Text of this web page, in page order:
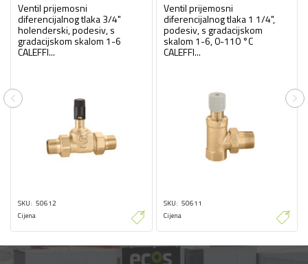
Ventil prijemosni
diferencijalnog tlaka 3/4"
holenderski, podesiv, s
gradacijskom skalom 1-6
CALEFFI...
SKU 50612
Cijena
Ventil prijemosni
diferencijalnog tlaka 1 1/4",
podesiv, s gradacijskom
skalom 1-6, 0-110 °C
CALEFFI...
SKU 50611
Cijena
Previous